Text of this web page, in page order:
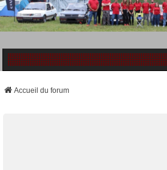
Accueil du forum